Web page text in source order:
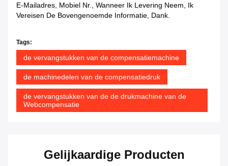
E-Mailadres, Mobiel Nr., Wanneer Ik Levering Neem, Ik
Vereisen De Bovengenoemde Informatie, Dank.
Tags:
de vervangstukken van de compensatiemachine
de machinedelen van de compensatiedruk
de vervangstukken van de de drukmachine van de
Webcompensatie
Gelijkaardige Producten